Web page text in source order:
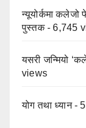
न्यूयोर्कमा
पुस्तक- 6,745
यसरी जन्मियो
views
योग तथा ध्यान-